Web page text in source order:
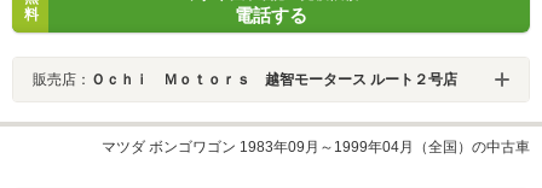
料
電話する
販売店： Ｏｃｈｉ Ｍｏｔｏｒｓ 越智モータース ルート２号店
マツダ ボンゴワゴン 1983年09月～1999年04月（全国）の中古車